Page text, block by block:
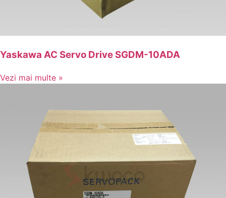
Yaskawa AC Servo Drive SGDM-10ADA
Vezi mai multe »